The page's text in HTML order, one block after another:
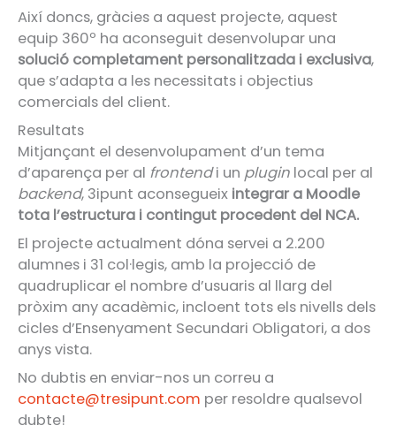
Així doncs, gràcies a aquest projecte, aquest
equip 360º ha aconseguit desenvolupar una
solució completament personalitzada i exclusiva,
que s’adapta a les necessitats i objectius
comercials del client.
Resultats
Mitjançant el desenvolupament d’un tema
d’aparença per al frontendi un plugin local per al
backend, 3ipunt aconsegueix integrar a Moodle
tota l’estructura i contingut procedent del NCA.
El projecte actualment dóna servei a 2.200
alumnes i 31 col·legis, amb la projecció de
quadruplicar el nombre d’usuaris al llarg del
pròxim any acadèmic, incloent tots els nivells dels
cicles d’Ensenyament Secundari Obligatori, a dos
anys vista.
No dubtis en enviar-nos un correu a
contacte@tresipunt.com per resoldre qualsevol
dubte!